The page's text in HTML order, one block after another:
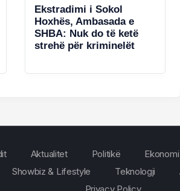
Ekstradimi i Sokol
Hoxhës, Ambasada e
SHBA: Nuk do të ketë
strehë për kriminelët
Aktualitet Politikë Ekonomi
Showbiz & Lifestyle Teknologji